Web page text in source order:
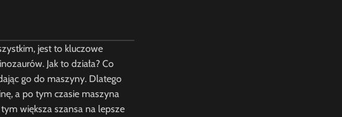
jest to kluczowe
Jak to działa? Co
go do maszyny. Dlatego
a po tym czasie maszyna
większa szansa na lepsze